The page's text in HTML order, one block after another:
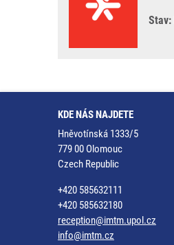
Stav:
KDE NÁS NAJDETE
Hněvotínská 1333/5
779 00 Olomouc
Czech Republic
+420 585632111
+420 585632180
reception@imtm.upol.cz
info@imtm.cz